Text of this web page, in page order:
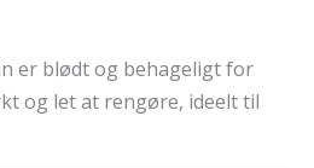
er blødt og behageligt for
og let at rengøre, ideelt til